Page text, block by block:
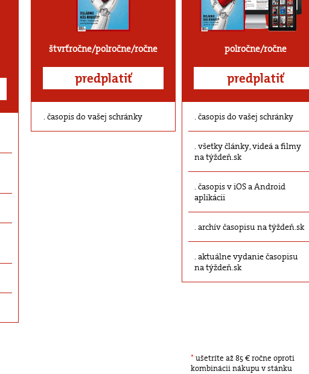
štvrťročne/polročne/ročne
predplatiť
časopis do vašej schránky
polročne/ročne
predplatiť
časopis do vašej schránky
všetky články, videá a filmy
na týždeň.sk
časopis v iOS a Android
aplikácii
archív časopisu na týždeň.sk
aktuálne vydanie časopisu
na týždeň.sk
* ušetríte až 85 € ročne oproti
kombinácii nákupu v stánku